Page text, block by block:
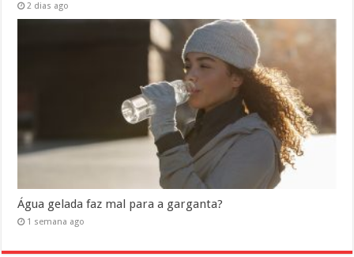
2 dias ago
Água gelada faz mal para a garganta?
1 semana ago